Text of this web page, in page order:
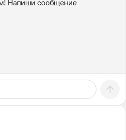
Напиши сообщение